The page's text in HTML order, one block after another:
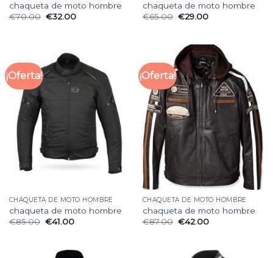
chaqueta de moto hombre
€70.00 €32.00
chaqueta de moto hombre
€65.00 €29.00
¡Oferta!
CHAQUETA DE MOTO HOMBRE
chaqueta de moto hombre
€85.00 €41.00
¡Oferta!
CHAQUETA DE MOTO HOMBRE
chaqueta de moto hombre
€87.00 €42.00